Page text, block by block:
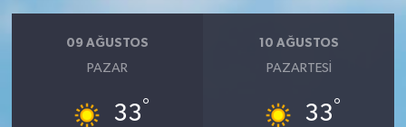
09 AĞUSTOS
PAZAR
33°
10 AĞUSTOS
PAZARTESI
33°